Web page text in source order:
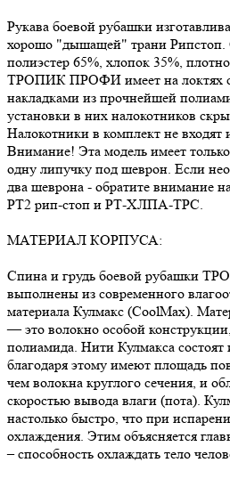
Рукава боевой рубашки
хорошо "дышащей" трани Рипстоп.
полиэстер 65%, хлопок 35%,
ТРОПИК ПРОФИ имеет на локтях
накладками из прочнейшей
установки в них налокотников
Налокотники в комплект не входят
Внимание! Эта модель имеет
одну липучку под шеврон. Если
два шеврона - обратите внимание
РТ2 рип-стоп и РТ-ХЛПА-TPC.
МАТЕРИАЛ КОРПУСА:
Спина и грудь боевой рубашки
выполнены из современного
материала Кулмакс (CoolMax).
— это волокно особой
полиамида. Нити Кулмакса состоят
благодаря этому имеют площадь
чем волокна круглого сечения, и
скоростью вывода влаги (пота).
настолько быстро, что при
охлаждения. Этим объясняется
– способность охлаждать тело